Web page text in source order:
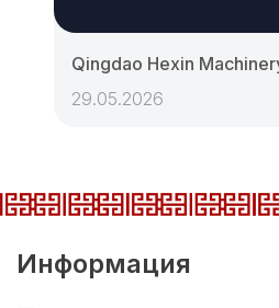
Qingdao Hexin
29.05.2026
Информация